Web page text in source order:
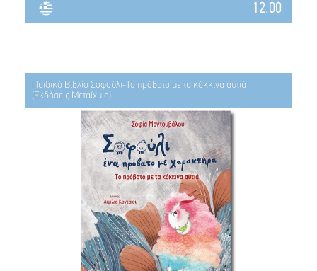
12.00
Παιδικό Βιβλίο Σοφούλι-Το πρόβατο με τα κόκκινα αυτιά
(Εκδόσεις Μεταίχμιο)